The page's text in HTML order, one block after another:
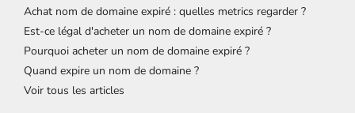
Achat nom de domaine expiré : quelles metrics regarder ?
Est-ce légal d'acheter un nom de domaine expiré ?
Pourquoi acheter un nom de domaine expiré ?
Quand expire un nom de domaine ?
Voir tous les articles